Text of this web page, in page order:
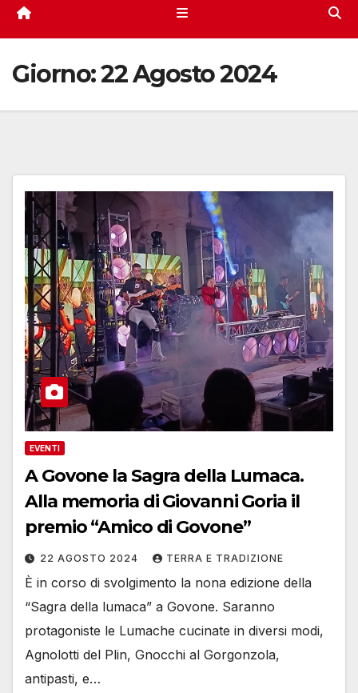
Giorno:22 Agosto 2024
EVENTI
A Govone la Sagra della Lumaca.
Alla memoria di Giovanni Goria il
premio “Amico di Govone”
22 AGOSTO 2024 TERRA E TRADIZIONE
È in corso di svolgimento la nona edizione della
“Sagra della lumaca” a Govone. Saranno
protagoniste le Lumache cucinate in diversi modi,
Agnolotti del Plin, Gnocchi al Gorgonzola,
antipasti, e…